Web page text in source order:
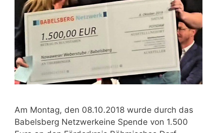
Am Montag, den 08.10.2018 wurde durch das
Babelsberg Netzwerkeine Spende von 1.500